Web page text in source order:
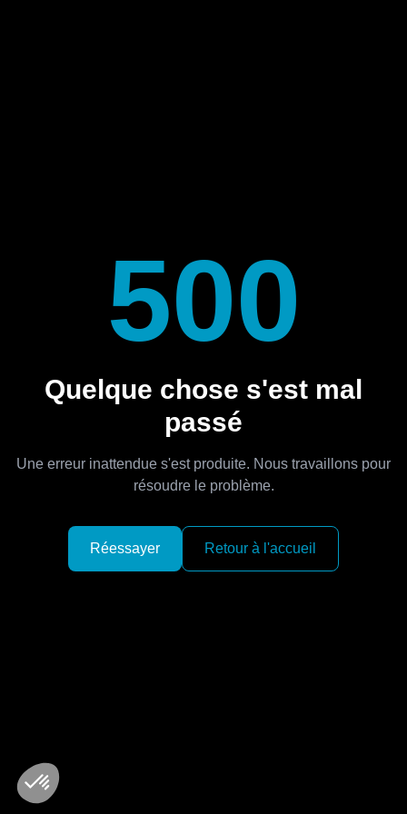
500
Quelque chose s'est mal
passé
Une erreur inattendue s'est produite. Nous travaillons pour
résoudre le problème.
Réessayer Retour à l'accueil